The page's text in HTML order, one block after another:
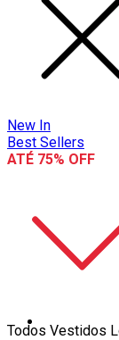
New In
Best Sellers
ATÉ 75% OFF
Todos Vestidos